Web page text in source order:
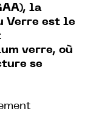
la
Verre est le
verre, où
se